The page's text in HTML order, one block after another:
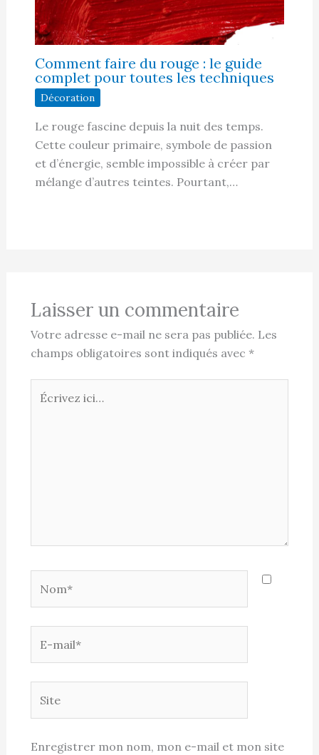
Comment faire du rouge : le guide
complet pour toutes les techniques
Décoration
Le rouge fascine depuis la nuit des temps.
Cette couleur primaire, symbole de passion
et d’énergie, semble impossible à créer par
mélange d’autres teintes. Pourtant,…
Laisser un commentaire
Votre adresse e-mail ne sera pas publiée. Les
champs obligatoires sont indiqués avec *
ici…
mail*
Enregistrer mon nom, mon e-mail et mon site